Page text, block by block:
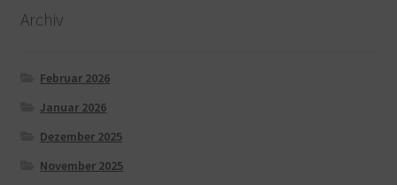
Archiv
Februar 2026
Januar 2026
Dezember 2025
November 2025